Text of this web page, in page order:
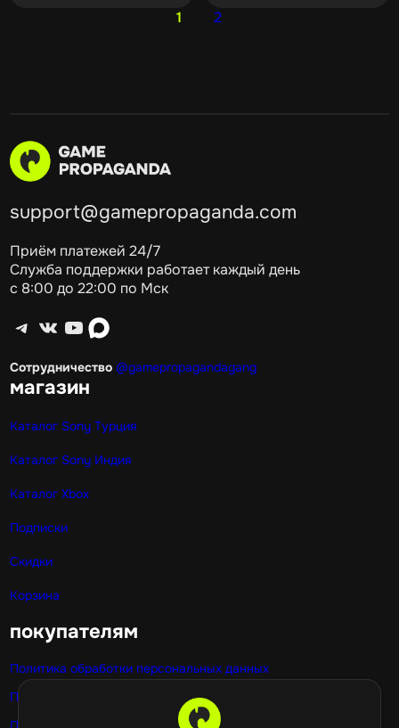
1 2
support@gamepropaganda.com
Приём платежей 24/7
Служба поддержки работает каждый день
с 8:00 до 22:00 по Мск
Telegram ВКонтакте YouTube max
Сотрудничество @gamepropagandagang
магазин
Каталог Sony Турция
Каталог Sony Индия
Каталог Xbox
Подписки
Скидки
Корзина
покупателям
Политика обработки персональных данных
Публичная оферта